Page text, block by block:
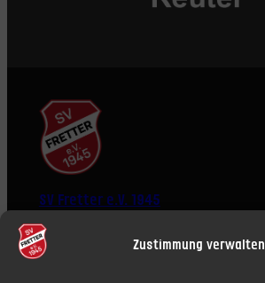
Zustimmung verwalten
SV Fretter e.V. 1945